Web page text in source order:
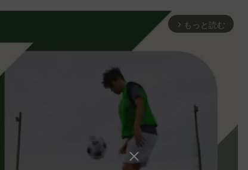
arrow_forward_ios もっと読む